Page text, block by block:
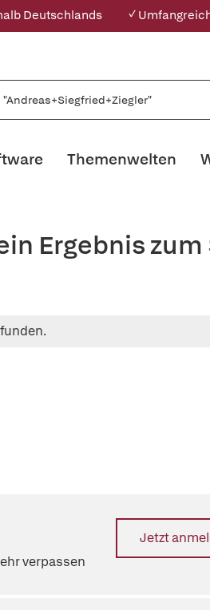
Deutschlands ✓
Themenwelten
Ergebnis
verpassen
Jetzt